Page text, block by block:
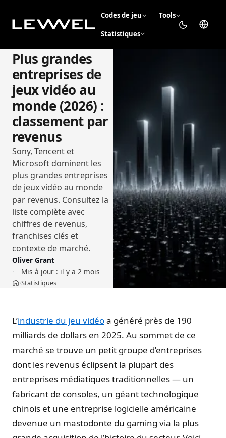
Codes de jeu Tools
Statistiques
Plus grandes
entreprises de
jeux vidéo au
monde (2026) :
classement par
revenus
Sony, Tencent et
Microsoft dominent les
plus grandes entreprises
de jeux vidéo au monde
par revenus. Consultez la
liste complète avec
chiffres de revenus,
franchises clés et
contexte de marché.
Oliver Grant
Mis à jour : il y a 2 mois
Accueil
›Statistiques
L’industrie du jeu vidéoa généré près de 190
milliards de dollars en 2025. Au sommet de ce
marché se trouve un petit groupe d’entreprises
dont les revenus éclipsent la plupart des
entreprises médiatiques traditionnelles — un
fabricant de consoles, un géant technologique
chinois et une entreprise logicielle américaine
devenue un mastodonte du gaming via la plus